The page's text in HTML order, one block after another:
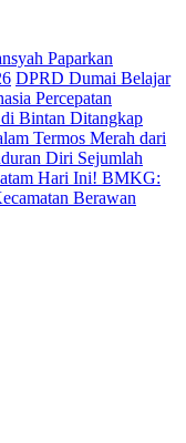
Paparkan
DPRD Dumai Belajar
Percepatan
Bintan Ditangkap
Termos Merah dari
Diri Sejumlah
Hari Ini! BMKG:
Berawan